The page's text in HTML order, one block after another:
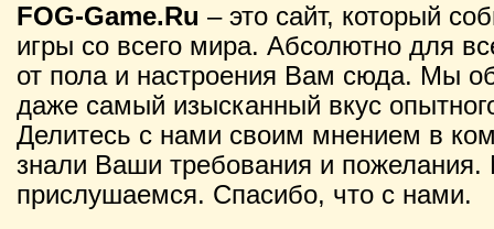
FOG-Game.Ru – это сайт, который
игры со всего мира. Абсолютно для
от пола и настроения Вам сюда. Мы
даже самый изысканный вкус
Делитесь с нами своим мнением в
знали Ваши требования и
прислушаемся. Спасибо, что с нами.